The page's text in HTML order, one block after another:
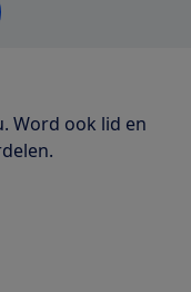
Word ook lid en